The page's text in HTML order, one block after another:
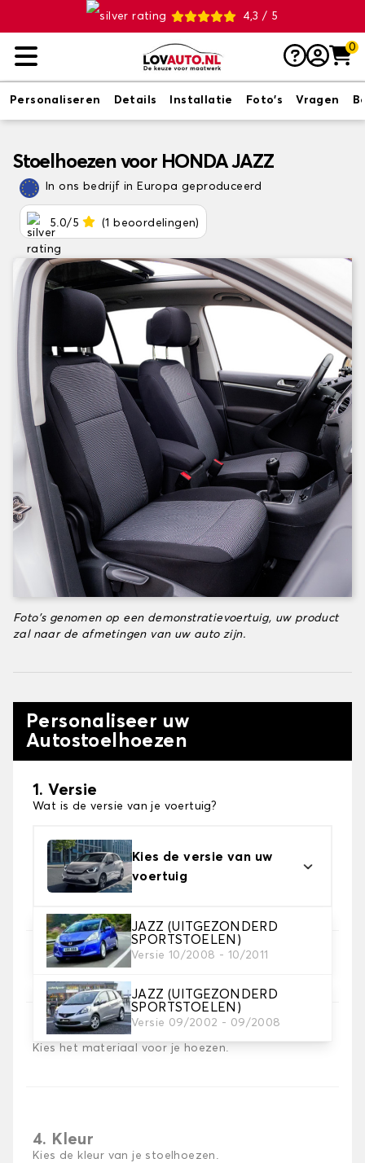
4,3 / 5
0
Personaliseren Details Installatie Foto's Vragen
Stoelhoezen voor HONDA JAZZ
In ons bedrijf in Europa geproduceerd
5.0/5 (1 beoordelingen)
Foto's genomen op een demonstratievoertuig, uw product
zal naar de afmetingen van uw auto zijn.
Personaliseer uw
Autostoelhoezen
1. Versie
Wat is de versie van je voertuig?
Kies de versie van uw
voertuig
JAZZ (UITGEZONDERD
SPORTSTOELEN)
Versie 10/2008 - 10/2011
JAZZ (UITGEZONDERD
SPORTSTOELEN)
Versie 09/2002 - 09/2008
2. Set hoezen
3. Materiaal
Kies het materiaal voor je hoezen.
4. Kleur
Kies de kleur van je stoelhoezen.